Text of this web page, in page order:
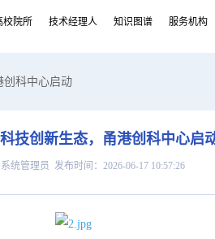
校院所 技术经理人 知识图谱 服务机构
创科中心启动
技创新生态，甬港创科中心启
统管理员 发布时间：2026-06-17 10:57:26